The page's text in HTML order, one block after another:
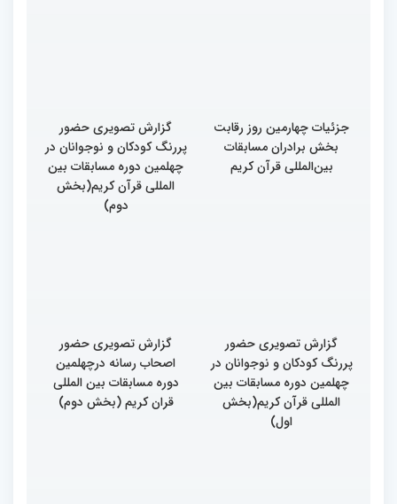
جزئیات چهارمین روز رقابت
بخش برادران مسابقات
بین‌المللی قرآن کریم
گزارش تصویری حضور
پررنگ کودکان و نوجوانان در
چهلمین دوره مسابقات بین
المللی قرآن کریم(بخش
دوم)
گزارش تصویری حضور
پررنگ کودکان و نوجوانان در
چهلمین دوره مسابقات بین
المللی قرآن کریم(بخش
اول)
گزارش تصویری حضور
اصحاب رسانه درچهلمین
دوره مسابقات بین المللی
قران کریم (بخش دوم)